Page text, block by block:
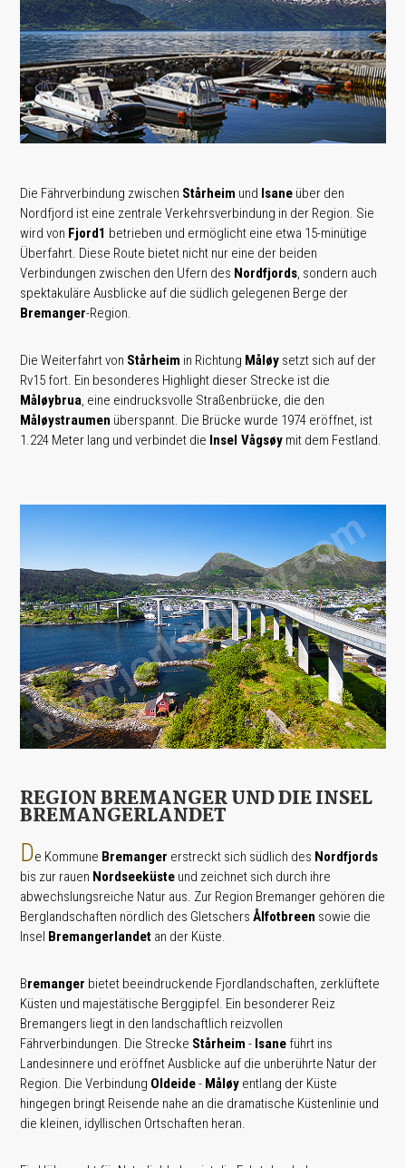
Die Fährverbindung zwischen Stårheim und Isane über den
Nordfjord ist eine zentrale Verkehrsverbindung in der Region. Sie
wird von Fjord1 betrieben und ermöglicht eine etwa 15-minütige
Überfahrt. Diese Route bietet nicht nur eine der beiden
Verbindungen zwischen den Ufern des Nordfjords, sondern auch
spektakuläre Ausblicke auf die südlich gelegenen Berge der
Bremanger-Region.
Die Weiterfahrt von Stårheim in Richtung Måløy setzt sich auf der
Rv15 fort. Ein besonderes Highlight dieser Strecke ist die
Måløybrua, eine eindrucksvolle Straßenbrücke, die den
Måløystraumen überspannt. Die Brücke wurde 1974 eröffnet, ist
1.224 Meter lang und verbindet die Insel Vågsøy mit dem Festland.
REGION BREMANGER UND DIE INSEL
BREMANGERLANDET
De Kommune Bremanger erstreckt sich südlich des Nordfjords
bis zur rauen Nordseeküste und zeichnet sich durch ihre
abwechslungsreiche Natur aus. Zur Region Bremanger gehören die
Berglandschaften nördlich des GletschersÅlfotbreen sowie die
Insel Bremangerlandet an der Küste.
Bremanger bietet beeindruckende Fjordlandschaften, zerklüftete
Küsten und majestätische Berggipfel. Ein besonderer Reiz
Bremangers liegt in den landschaftlich reizvollen
Fährverbindungen. Die Strecke Stårheim - Isane führt ins
Landesinnere und eröffnet Ausblicke auf die unberührte Natur der
Region. Die Verbindung Oldeide- Måløy entlang der Küste
hingegen bringt Reisende nahe an die dramatische Küstenlinie und
die kleinen, idyllischen Ortschaften heran.